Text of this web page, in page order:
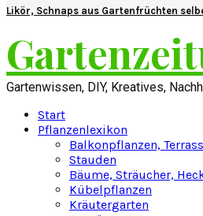
Likör, Schnaps aus Gartenfrüchten
Gartenwissen, DIY, Kreatives,
Start
Pflanzenlexikon
Balkonpflanzen,
Stauden
Bäume, Sträucher,
Kübelpflanzen
Kräutergarten